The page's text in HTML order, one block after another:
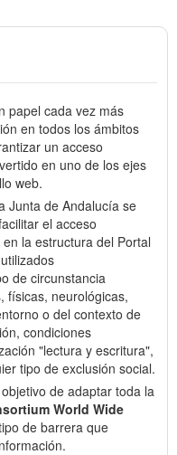
papel cada vez más
en todos los ámbitos
un acceso
en uno de los ejes
web.
Junta de Andalucía se
el acceso
la estructura del Portal
de circunstancia
físicas, neurológicas,
o del contexto de
condiciones
"lectura y escritura",
tipo de exclusión social.
de adaptar toda la
World Wide
de barrera que